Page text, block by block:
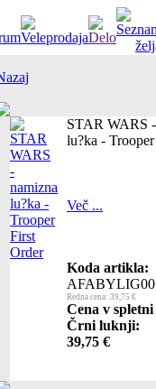
STAR WARS
lu?ka -
Več ...
Koda artikla:
Redna cena: 39,75 €
Cena v spletni
Črni luknji:
39,75 €